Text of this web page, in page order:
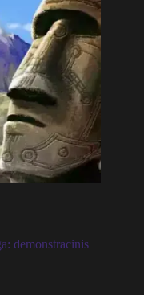
demonstracinis